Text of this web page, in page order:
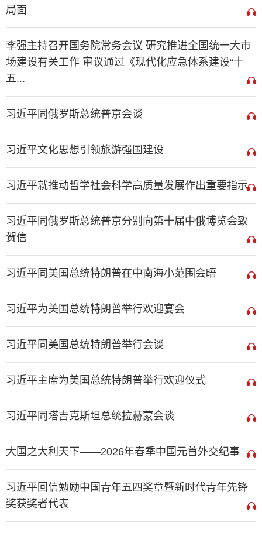
局面
李强主持召开国务院常务会议 研究推进全国统一大市
场建设有关工作 审议通过《现代化应急体系建设“十
五...
习近平同俄罗斯总统普京会谈
习近平文化思想引领旅游强国建设
习近平就推动哲学社会科学高质量发展作出重要指示
习近平同俄罗斯总统普京分别向第十届中俄博览会致
贺信
习近平同美国总统特朗普在中南海小范围会晤
习近平为美国总统特朗普举行欢迎宴会
习近平同美国总统特朗普举行会谈
习近平主席为美国总统特朗普举行欢迎仪式
习近平同塔吉克斯坦总统拉赫蒙会谈
大国之大利天下——2026年春季中国元首外交纪事
习近平回信勉励中国青年五四奖章暨新时代青年先锋
奖获奖者代表